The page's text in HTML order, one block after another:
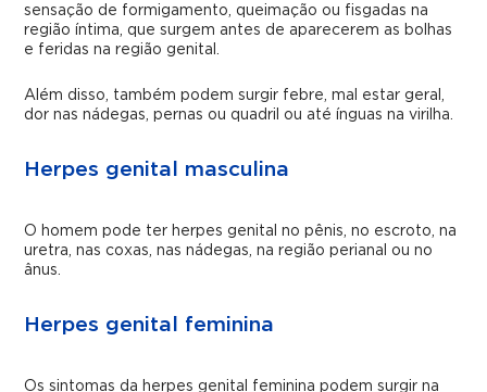
sensação de formigamento, queimação ou fisgadas na
região íntima, que surgem antes de aparecerem as bolhas
e feridas na região genital.
Além disso, também podem surgir febre, mal estar geral,
dor nas nádegas, pernas ou quadril ou até ínguas na virilha.
Herpes genital masculina
O homem pode ter herpes genital no pênis, no escroto, na
uretra, nas coxas, nas nádegas, na região perianal ou no
ânus.
Herpes genital feminina
Os sintomas da herpes genital feminina podem surgir na